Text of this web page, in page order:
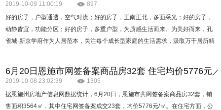
2019-10-09 11:00:19
897
好的房子，户型通透，空气对流；好的房子，正南正北，多面采光；好的房子，
动静皆宜，功能分区；好的房子，多重户型，为质感生活而来。为美好而来，孔
雀城·新京学府作为人居范本，关注每个成长型家庭的生活需求，汲取万千居所精
6月20日恩施市网签备案商品房32套 住宅均价5776元
2019-10-08 23:02:39
1305
据恩施州房地产信息网数据统计，6月20日，恩施市共网签备案商品房32套，销
售面积3564㎡，其中住宅网签备案成交23套，均价5776元/㎡。在住宅方面，公